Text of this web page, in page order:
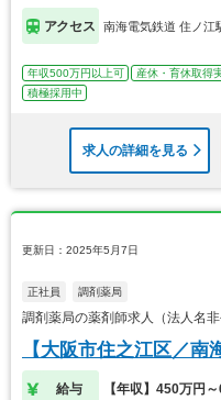
アクセス 南海電気鉄道 住ノ江
年収500万円以上可 産休・育休取得
積極採用中
求人の詳細を見る
更新日：2025年5月7日
正社員 調剤薬局
調剤薬局の薬剤師求人（法人名
【大阪市住之江区／南
給与 【年収】450万円